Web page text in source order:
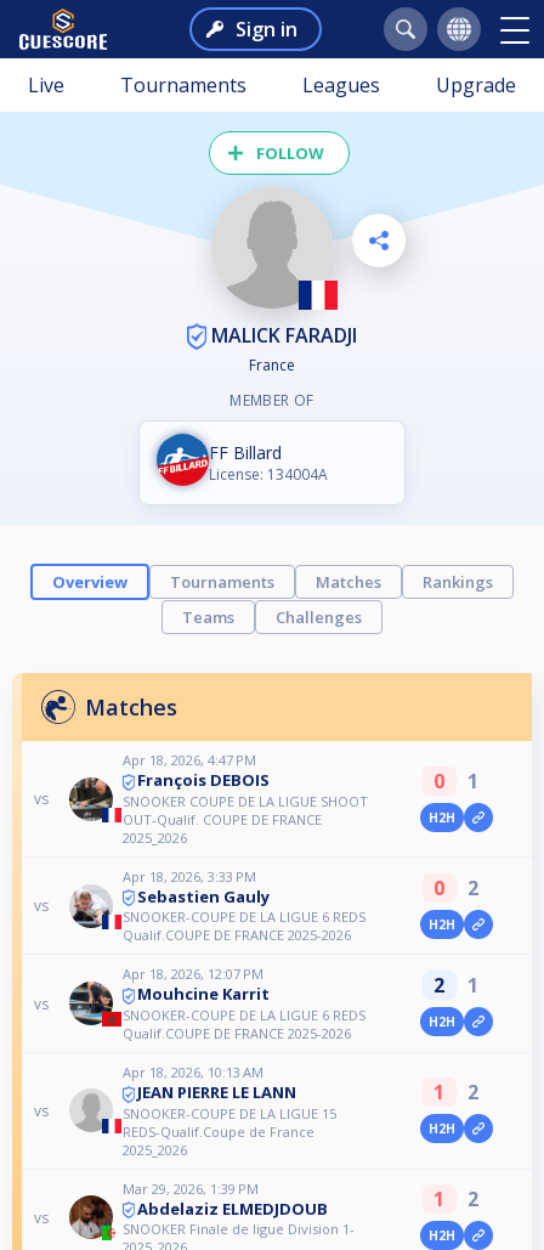
Sign in
Live Tournaments Leagues Upgrade
FOLLOW
MALICK FARADJI
France
MEMBER OF
FF Billard
License: 134004A
Overview Tournaments Matches
Rankings
Teams
Challenges
Matches
vs
Apr 18, 2026, 4:47 PM
François DEBOIS
SNOOKER COUPE DE LA LIGUE SHOOT
OUT-Qualif. COUPE DE FRANCE
2025_2026
0 1
H2H
vs
Apr 18, 2026, 3:33 PM
Sebastien Gauly
SNOOKER-COUPE DE LA LIGUE 6 REDS
Qualif.COUPE DE FRANCE 2025-2026
0 2
H2H
vs
Apr 18, 2026, 12:07 PM
Mouhcine Karrit
SNOOKER-COUPE DE LA LIGUE 6 REDS
Qualif.COUPE DE FRANCE 2025-2026
2 1
H2H
vs
Apr 18, 2026, 10:13 AM
JEAN PIERRE LE LANN
SNOOKER-COUPE DE LA LIGUE 15
REDS-Qualif.Coupe de France
2025_2026
1 2
H2H
vs
Mar 29, 2026, 1:39 PM
Abdelaziz ELMEDJDOUB
SNOOKER Finale de ligue Division 1-
1 2
H2H